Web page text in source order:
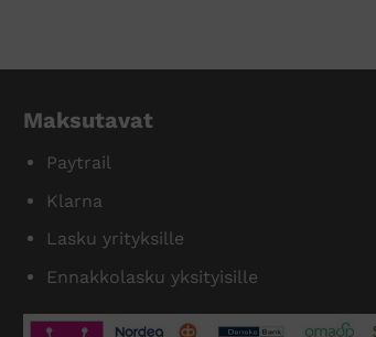
Maksutavat
Paytrail
Klarna
Lasku yrityksille
Ennakkolasku yksityisille